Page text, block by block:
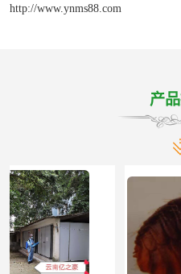
http://www.ynms88.com
产